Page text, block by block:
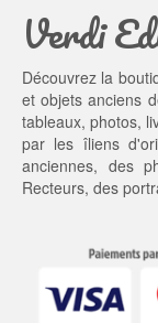
Verdi
Découvrez la
et objets anciens
tableaux, photos,
par les îliens
anciennes, des
Recteurs, des